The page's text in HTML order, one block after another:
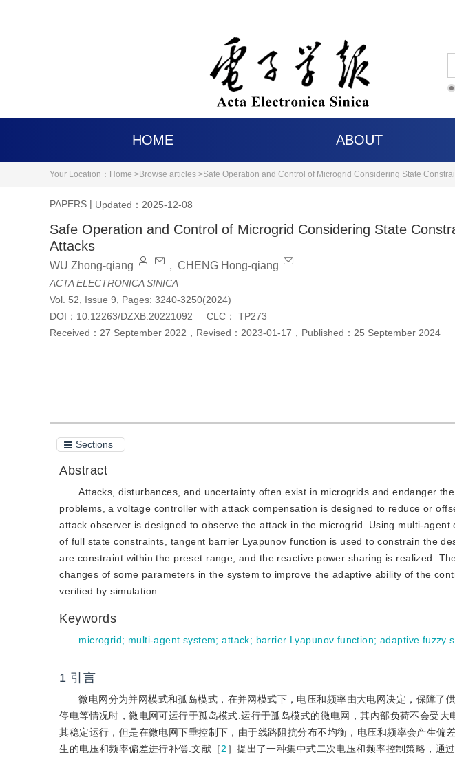
HOME ABOUT
Your Location： Home >Browse articles >Safe Operation and Control of Microgrid Considering State
PAPERS | Updated：2025-12-08
Safe Operation and Control of Microgrid Considering State
Attacks
WU Zhong-qiang , CHENG Hong-qiang
ACTA ELECTRONICA SINICA
Vol. 52, Issue 9, Pages: 3240-3250(2024)
DOI： 10.12263/DZXB.20221092 CLC：
TP273
Received： 27 September 2022 ， Revised： 2023-01-17 ， Published： 25 September 2024
Sections
Abstract
Attacks, disturbances, and uncertainty often exist in microgrids and endanger
problems, a voltage controller with attack compensation is designed to reduce or
attack observer is designed to observe the attack in the microgrid. Using multi-
of full state constraints, tangent barrier Lyapunov function is used to constrain the
are constraint within the preset range, and the reactive power sharing is realized.
changes of some parameters in the system to improve the adaptive ability of the
verified by simulation.
Keywords
microgrid; multi-agent system;attack; barrier Lyapunov function; adaptive fuzzy
1 引言
微电网分为并网模式和孤岛模式，在并网模式下，电压和频率由大电网决定，保障了
停电等情况时，微电网可运行于孤岛模式.运行于孤岛模式的微电网，其内部负荷不会受
其稳定运行，但是在微电网下垂控制下，由于线路阻抗分布不均衡，电压和频率会产生偏
生的电压和频率偏差进行补偿.文献［2 ］提出了一种集中式二次电压和频率控制策略，通